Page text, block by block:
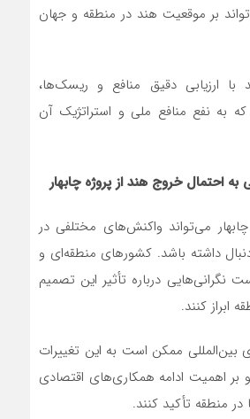
بر موقعیت هند در منطقه و جهان
با ارزیابی دقیق منافع و ریسک‌ها،
به نفع منافع ملی و استراتژیک آن
احتمال خروج هند از پروژه چابهار
می‌تواند واکنش‌های مختلفی در
داشته باشد. کشورهای منطقه‌ای و
نگرانی‌هایی درباره تأثیر این تصمیم
ابراز کنند.
بین‌المللی ممکن است به این تغییرات
اهمیت ادامه همکاری‌های اقتصادی
منطقه تأکید کنند.